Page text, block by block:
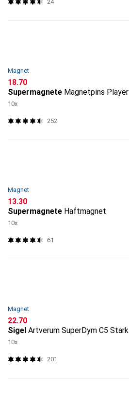
24
Magnet
CHF
18.70
Supermagnete Magnetpins Player
10x
252
Magnet
CHF
13.30
Supermagnete Haftmagnet
10x
61
Magnet
CHF
22.70
Sigel Artverum SuperDym C5 Stark
10x
201